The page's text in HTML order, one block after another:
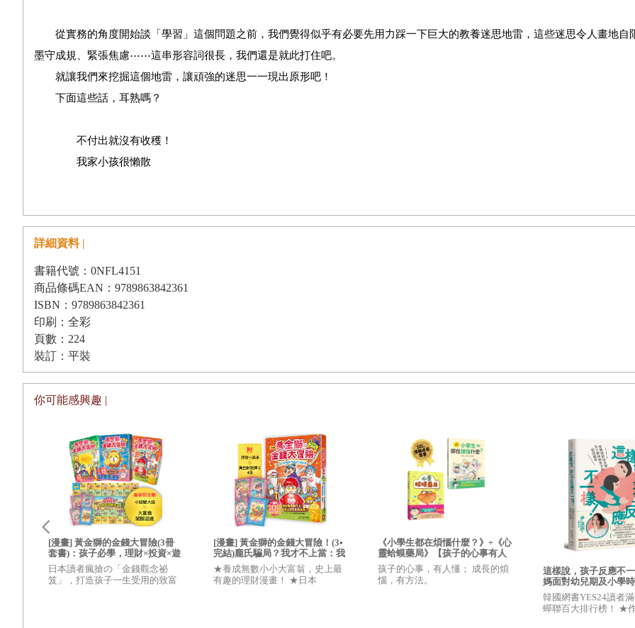
從實務的角度開始談「學習」這個問題之前，我們覺得似乎有必要先用力踩一下巨大的教養迷思地雷，這些迷思令人畫地自
墨守成規、緊張焦慮⋯⋯這串形容詞很長，我們還是就此打住吧。
就讓我們來挖掘這個地雷，讓頑強的迷思一一現出原形吧！
下面這些話，耳熟嗎？
不付出就沒有收穫！
我家小孩很懶散
天底下哪有這麼簡單的事！
聰明或不聰明是天注定啦！
認真點！多用點心嘛！
……
●迷思 No.3：孩子最常說「我不知道」！
我們遇到很多兒童、青少年，甚至還有大人，他們時常運用著我們所謂的「變魔術思考法」。
就賞我們一句「我不知道」。
我們再次看到，這種運作模式是一種後天習得的自動反應，是長期被要求「一步到位」的後果。
「我不知道」這句話，很典型地代表著害怕犯錯。
誰小時候沒聽過大人說這句非常積極樂觀的鼓勵話語：「與其開口胡說八道，你還不如乖乖閉嘴。」這句話讓人聽了就超想嘗試
嗎？
處於「變魔術思考法」的孩子，還沒脫離年幼孩童特有的「萬能」模式。因此，他無法忍受思考答案時的延宕（亦即「我（還）
「我知道了」中間思考的間隔時間），這會帶給孩子挫折感。隨著孩子長大，他才能漸漸學會忍受這個「延宕」的過渡階段。
詳細資料 |
書籍代號：0NFL4151
商品條碼EAN：9789863842361
ISBN：9789863842361
印刷：全彩
頁數：224
裝訂：平裝
你可能感興趣 |
[漫畫] 黃金獅的金錢大冒險(3冊
套書)：孩子必學，理財×投資×遊
戲故事，從小養成高財商FQ小富
翁【套書限定贈「小錢變大錢」
大富翁闖關遊戲】附★角色對戰
日本讀者瘋搶の「金錢觀念祕
笈」，打造孩子一生受用的致富
[漫畫] 黃金獅的金錢大冒險！(3•
完結)龐氏騙局？我才不上當：我
在異世界的錢錢升級任務，成為
真正有錢人的最終試煉【守財力
+花錢力Lv UP】（附★賺錢小高
★養成無數小小大富翁，史上最
有趣的理財漫畫！ ★日本
《小學生都在煩惱什麼？》+《心
靈蛤蟆藥局》【孩子的心事有人
懂：SEL情緒成長套書】
孩子的心事，有人懂； 成長的煩
惱，有方法。
這樣說，孩子反應不
媽面對幼兒期及小學
說話練習，「先同理
導」，溝通效果會更
韓國網書YES24讀者滿
蟬聯百大排行榜！ ★